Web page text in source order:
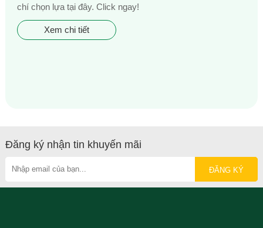
chí chọn lựa tại đây. Click ngay!
Xem chi tiết
Đăng ký nhận tin khuyến mãi